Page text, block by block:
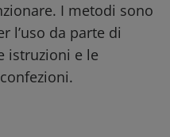
I metodi sono
l’uso da parte di
istruzioni e le